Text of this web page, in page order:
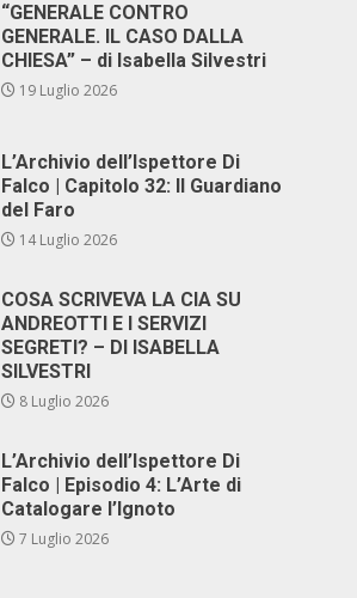
“GENERALE CONTRO
GENERALE. IL CASO DALLA
CHIESA” – di Isabella Silvestri
19 Luglio 2026
L’Archivio dell’Ispettore Di
Falco | Capitolo 32: Il Guardiano
del Faro
14 Luglio 2026
COSA SCRIVEVA LA CIA SU
ANDREOTTI E I SERVIZI
SEGRETI? – DI ISABELLA
SILVESTRI
8 Luglio 2026
L’Archivio dell’Ispettore Di
Falco | Episodio 4: L’Arte di
Catalogare l’Ignoto
7 Luglio 2026